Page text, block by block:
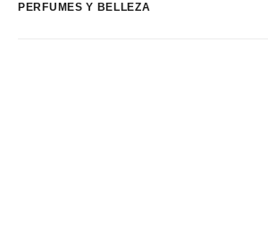
PERFUMES Y BELLEZA